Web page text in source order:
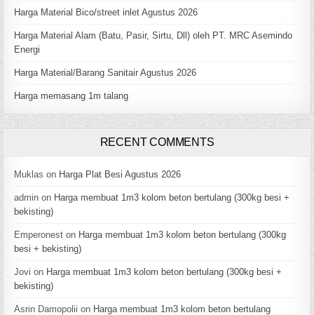
Harga Material Bico/street inlet Agustus 2026
Harga Material Alam (Batu, Pasir, Sirtu, Dll) oleh PT. MRC Asemindo
Energi
Harga Material/Barang Sanitair Agustus 2026
Harga memasang 1m talang
RECENT COMMENTS
Muklas on Harga Plat Besi Agustus 2026
admin on Harga membuat 1m3 kolom beton bertulang (300kg besi +
bekisting)
Emperonest on Harga membuat 1m3 kolom beton bertulang (300kg
besi + bekisting)
Jovi on Harga membuat 1m3 kolom beton bertulang (300kg besi +
bekisting)
Asrin Damopolii on Harga membuat 1m3 kolom beton bertulang